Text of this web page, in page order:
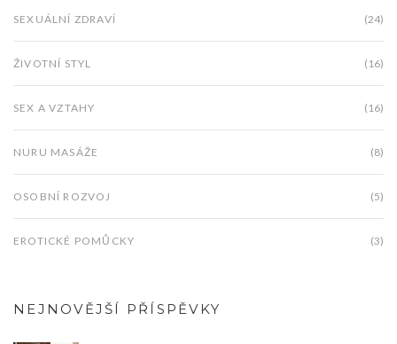
SEXUÁLNÍ ZDRAVÍ (24)
ŽIVOTNÍ STYL (16)
SEX A VZTAHY (16)
NURU MASÁŽE (8)
OSOBNÍ ROZVOJ (5)
EROTICKÉ POMŮCKY (3)
NEJNOVĚJŠÍ PŘÍSPĚVKY